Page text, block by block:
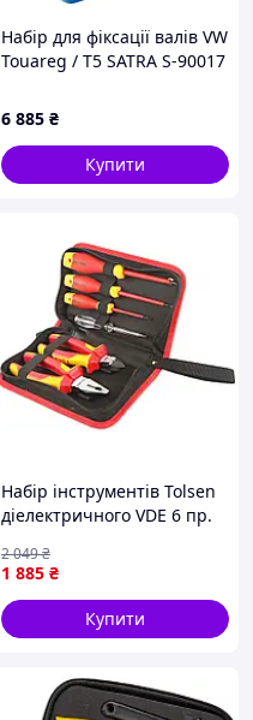
Набір для фіксації валів VW
Touareg / T5 SATRA S-90017
6 885 ₴
Купити
Набір інструментів Tolsen
діелектричного VDE 6 пр.
1 885 ₴
2 049₴
Купити